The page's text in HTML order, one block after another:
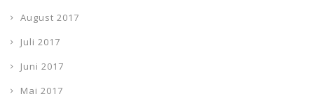
August 2017
Juli 2017
Juni 2017
Mai 2017